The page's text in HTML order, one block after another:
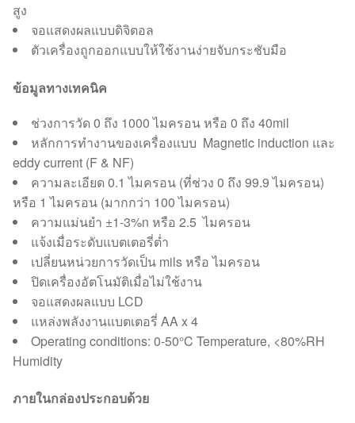
สูง
จอแสดงผลแบบดิจิตอล
ตัวเครื่องถูกออกแบบให้ใช้งานง่ายจับกระชับมือ
ข้อมูลทางเทคนิค
ช่วงการวัด 0 ถึง 1000 ไมครอน หรือ 0 ถึง 40mil
หลักการทำงานของเครื่องแบบ Magnetic induction และ
eddy current (F & NF)
ความละเอียด 0.1 ไมครอน (ที่ช่วง 0 ถึง 99.9 ไมครอน)
หรือ 1 ไมครอน (มากกว่า 100 ไมครอน)
ความแม่นยำ ±1-3%n หรือ 2.5 ไมครอน
แจ้งเมื่อระดับแบตเตอรี่ต่ำ
เปลี่ยนหน่วยการวัดเป็น mils หรือ ไมครอน
ปิดเครื่องอัตโนมัติเมื่อไม่ใช้งาน
จอแสดงผลแบบ LCD
แหล่งพลังงานแบตเตอรี่ AA x 4
Operating conditions: 0-50°C Temperature, <80%RH
Humidity
ภายในกล่องประกอบด้วย